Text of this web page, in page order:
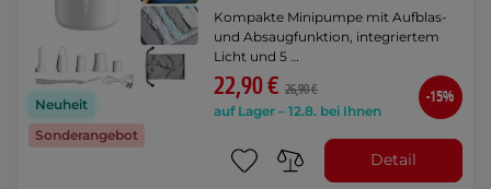
Neuheit
Sonderangebot
Kompakte Minipumpe mit Aufblas-
und Absaugfunktion, integriertem
Licht und 5 …
22,90 € 26,90 €
auf Lager – 12.8. bei Ihnen
-15%
Detail